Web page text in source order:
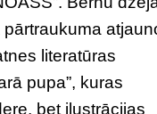
literatūras
pupa”, kuras
bet ilustrācijas